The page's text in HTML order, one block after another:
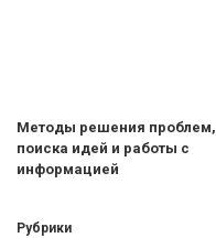
Методы решения проблем,
поиска идей и работы с
информацией
Рубрики